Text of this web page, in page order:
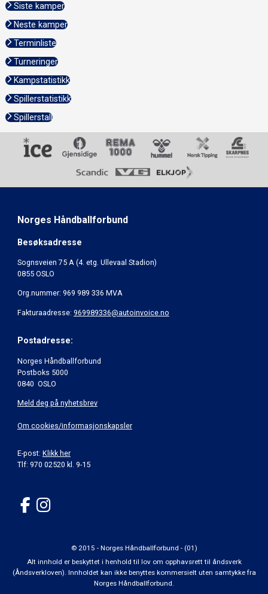
Siste kamper
Neste kamper
Terminliste
Turneringer
Kampstatistikk
Spillerstatistikk
Spillerstall
Norges Håndballforbund
Besøksadresse
Sognsveien 75 A (4. etg. Ullevaal Stadion)
0855 OSLO
Org.nummer: 969 989 336 MVA
Fakturaadresse: 969989336@autoinvoice.no
Postadresse:
Norges Håndballforbund
Postboks 5000
0840 OSLO
Meld deg på nyhetsbrev
Om cookies/informasjonskapsler
E-post: Klikk her
Tlf: 970 02520 kl. 9-15
© 2015 - Norges Håndballforbund - (01)
Alt innhold er beskyttet i henhold til lov om opphavsrett til åndsverk
(Åndsverkloven). Innholdet kan ikke benyttes kommersielt uten samtykke fra
Norges Håndballforbund.